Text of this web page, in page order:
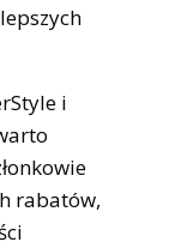
i
rabatów,